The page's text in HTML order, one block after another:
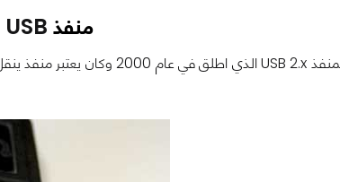
منفذ USB